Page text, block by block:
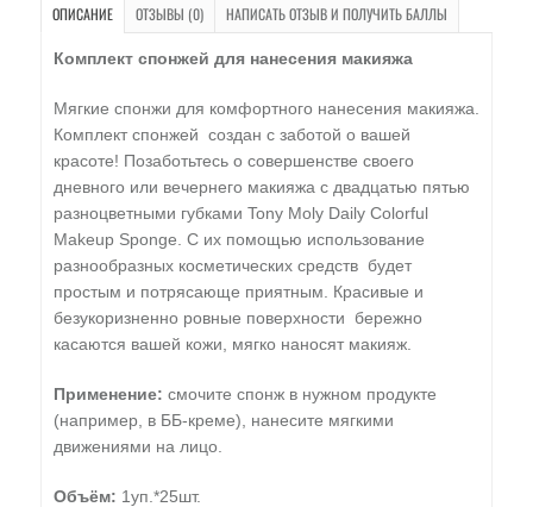
ОПИСАНИЕ ОТЗЫВЫ (0) НАПИСАТЬ ОТЗЫВ И ПОЛУЧИТЬ БАЛЛЫ
Комплект спонжей для нанесения макияжа
Мягкие спонжи для комфортного нанесения макияжа.
Комплект спонжей создан с заботой о вашей
красоте! Позаботьтесь о совершенстве своего
дневного или вечернего макияжа с двадцатью пятью
разноцветными губками Tony Moly Daily Colorful
Makeup Sponge. С их помощью использование
разнообразных косметических средств будет
простым и потрясающе приятным. Красивые и
безукоризненно ровные поверхности бережно
касаются вашей кожи, мягко наносят макияж.
Применение: смочите спонж в нужном продукте
(например, в ББ-креме), нанесите мягкими
движениями на лицо.
Объём: 1уп.*25шт.